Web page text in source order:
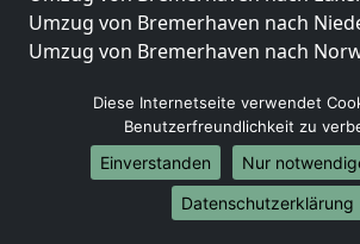
Umzug von Bremerhaven nach
Umzug von Bremerhaven nach
Umzüge-Deutschlandweit
Umzug von Bremerhaven nach
Umzug von Bremerhaven nach
Umzug von Bremerhaven nach
Umzug von Bremerhaven nach Köln
Diese Internetseite verwendet
Benutzerfreundlichkeit zu
Einverstanden
Nur
Datenschutzerklärung